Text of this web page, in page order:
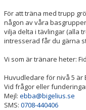
För att träna med trupp
någon av våra
vilja delta i tävlingar (alla
intresserad får du gärna
Vi som är tränare heter:
Huvudledare för nivå 5 är
Vid frågor eller
Mejl: ebba@bigelius.se
SMS: 0708-440406